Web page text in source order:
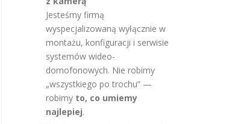
Jesteśmy firmą
wyspecjalizowaną wyłącznie w
montażu, konfiguracji i serwisie
systemów wideo-
domofonowych. Nie robimy
„wszystkiego po trochu” —
robimy to, co umiemy
najlepiej.